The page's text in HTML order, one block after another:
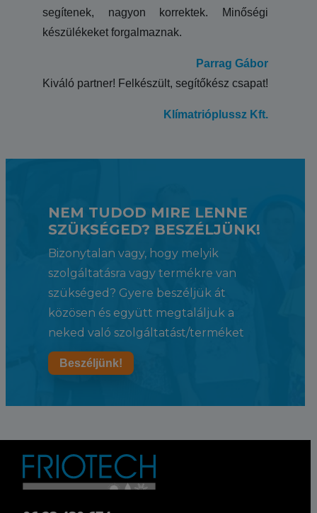
segítenek, nagyon korrektek. Minőségi
készülékeket forgalmaznak.
Parrag Gábor
Kiváló partner! Felkészült, segítőkész csapat!
Klímatrióplussz Kft.
NEM TUDOD MIRE LENNE
SZÜKSÉGED? BESZÉLJÜNK!
Bizonytalan vagy, hogy melyik
szolgáltatásra vagy termékre van
szükséged? Gyere beszéljük át
közösen és együtt megtaláljuk a
neked való szolgáltatást/terméket
Beszéljünk!